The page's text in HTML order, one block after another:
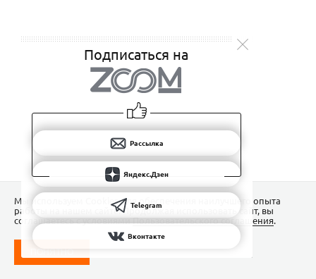
Подписаться на
Рассылка
Яндекс.Дзен
Telegram
Вконтакте
Мы используем Сookies для обеспечения наилучшего опыта
работы на нашем сайте. Продолжая использовать сайт, вы
соглашаетесь с условиямиПользовательского соглашения.
ПОНЯТНО